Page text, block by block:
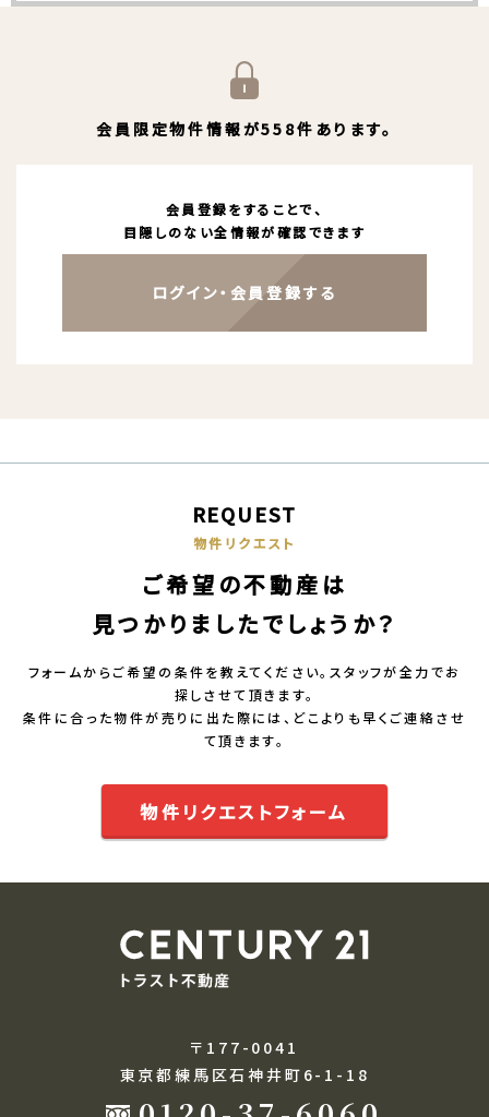
会員限定物件情報が558件あります。
会員登録をすることで、
目隠しのない全情報が確認できます
ログイン・会員登録する
REQUEST
物件リクエスト
ご希望の不動産は
見つかりましたでしょうか？
フォームからご希望の条件を教えてください。スタッフが全力でお
探しさせて頂きます。
条件に合った物件が売りに出た際には、どこよりも早くご連絡させ
て頂きます。
物件リクエストフォーム
〒177-0041
東京都練馬区石神井町6-1-18